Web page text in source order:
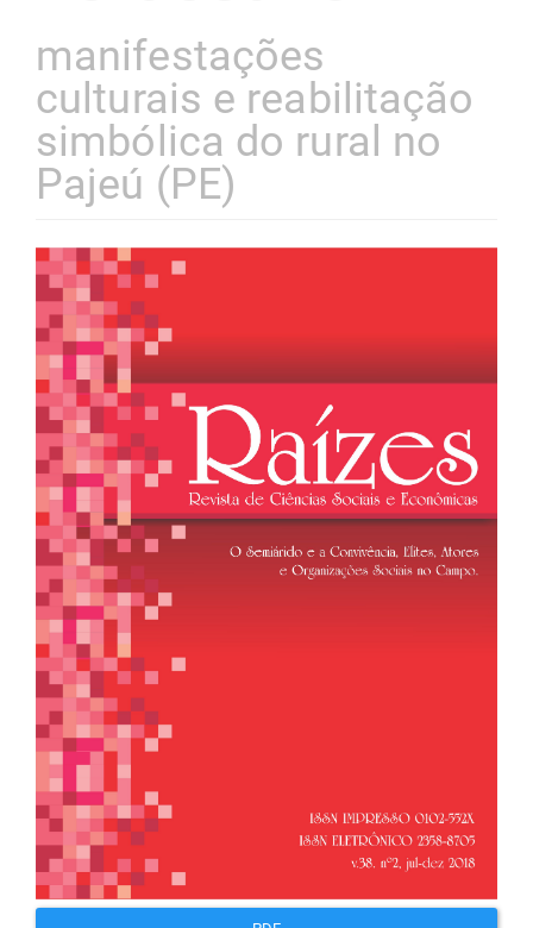
manifestações
culturais e reabilitação
simbólica do rural no
Pajeú (PE)
Barra
lateral
de
artigos